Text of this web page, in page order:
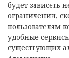
будет зависеть
ограничений,
пользователям
удобные
существующих